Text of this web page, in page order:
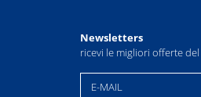
Newsletters
ricevi le migliori offerte
E-MAIL